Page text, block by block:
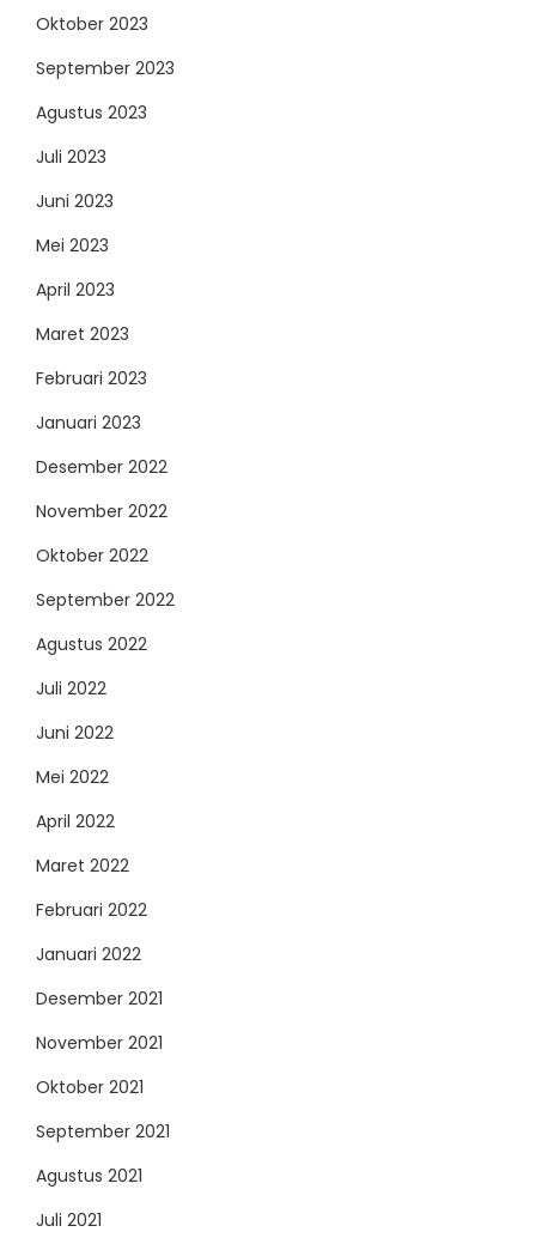
Oktober 2023
September 2023
Agustus 2023
Juli 2023
Juni 2023
Mei 2023
April 2023
Maret 2023
Februari 2023
Januari 2023
Desember 2022
November 2022
Oktober 2022
September 2022
Agustus 2022
Juli 2022
Juni 2022
Mei 2022
April 2022
Maret 2022
Februari 2022
Januari 2022
Desember 2021
November 2021
Oktober 2021
September 2021
Agustus 2021
Juli 2021